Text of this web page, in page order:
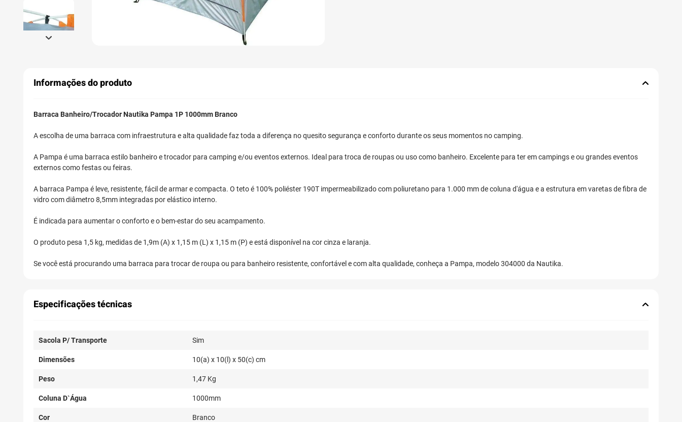
Informações do produto
Barraca Banheiro/Trocador Nautika Pampa 1P 1000mm Branco
A escolha de uma barraca com infraestrutura e alta qualidade faz toda a diferença no quesito segurança e conforto durante os seus momentos no camping.
A Pampa é uma barraca estilo banheiro e trocador para camping e/ou eventos externos. Ideal para troca de roupas ou uso como banheiro. Excelente para ter em campings e ou grandes eventos
externos como festas ou feiras.
A barraca Pampa é leve, resistente, fácil de armar e compacta. O teto é 100% poliéster 190T impermeabilizado com poliuretano para 1.000 mm de coluna d'água e a estrutura em varetas de fibra de
vidro com diâmetro 8,5mm integradas por elástico interno.
É indicada para aumentar o conforto e o bem-estar do seu acampamento.
O produto pesa 1,5 kg, medidas de 1,9m (A) x 1,15 m (L) x 1,15 m (P) e está disponível na cor cinza e laranja.
Se você está procurando uma barraca para trocar de roupa ou para banheiro resistente, confortável e com alta qualidade, conheça a Pampa, modelo 304000 da Nautika.
Especificações técnicas
Sacola P/ Transporte Sim
Dimensões 10(a) x 10(l) x 50(c) cm
Peso 1,47 Kg
Coluna D`Água 1000mm
Cor Branco